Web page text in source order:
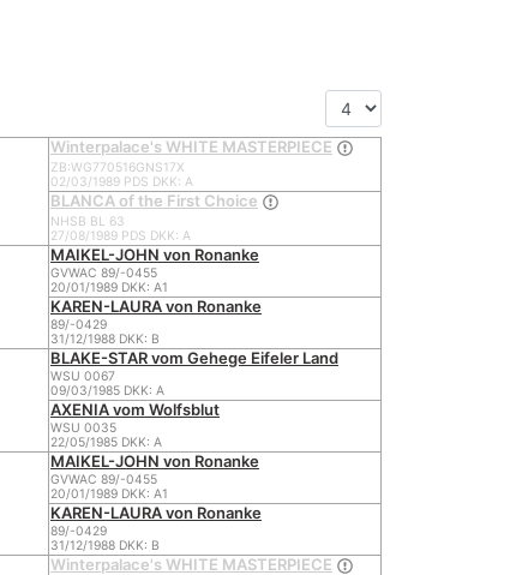
Winterpalace's WHITE MASTERPIECE
ZB:WG770516GNS17X
02/03/1989 PDS DKK: A
BLANCA of the First Choice
NHSB BL 63
27/08/1989 PDS DKK: A
MAIKEL-JOHN von Ronanke
GVWAC 89/-0455
20/01/1989 DKK: A1
KAREN-LAURA von Ronanke
89/-0429
31/12/1988 DKK: B
BLAKE-STAR vom Gehege Eifeler Land
WSU 0067
09/03/1985 DKK: A
AXENIA vom Wolfsblut
WSU 0035
22/05/1985 DKK: A
MAIKEL-JOHN von Ronanke
GVWAC 89/-0455
20/01/1989 DKK: A1
KAREN-LAURA von Ronanke
89/-0429
31/12/1988 DKK: B
Winterpalace's WHITE MASTERPIECE